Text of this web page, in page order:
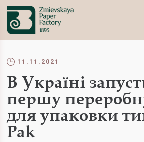
11.11.2021
В Україні
першу
для упаковки
Pak